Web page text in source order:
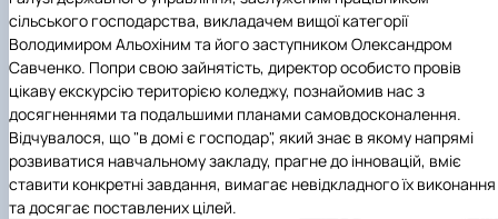
сільського господарства, викладачем вищої категорії
Володимиром Альохіним та його заступником Олександром
Савченко. Попри свою зайнятість, директор особисто провів
цікаву екскурсію територією коледжу, познайомив нас з
досягненнями та подальшими планами самовдосконалення.
Відчувалося, що "в домі є господар", який знає в якому напрямі
розвиватися навчальному закладу, прагне до інновацій, вміє
ставити конкретні завдання, вимагає невідкладного їх виконання
та досягає поставлених цілей.